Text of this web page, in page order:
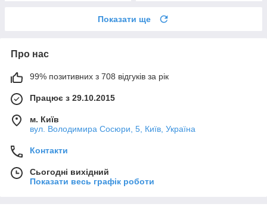
Показати ще
Про нас
99% позитивних з 708 відгуків за рік
Працює з 29.10.2015
м. Київ
вул. Володимира Сосюри, 5, Київ, Україна
Контакти
Сьогодні вихідний
Показати весь графік роботи